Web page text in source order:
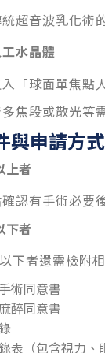
超音波乳化術
水晶體
「球面單焦點
焦段或散光等
與申請方
上者
認有手術必要
下者
下者還需檢附
術同意書
醉同意書
表（包含視力